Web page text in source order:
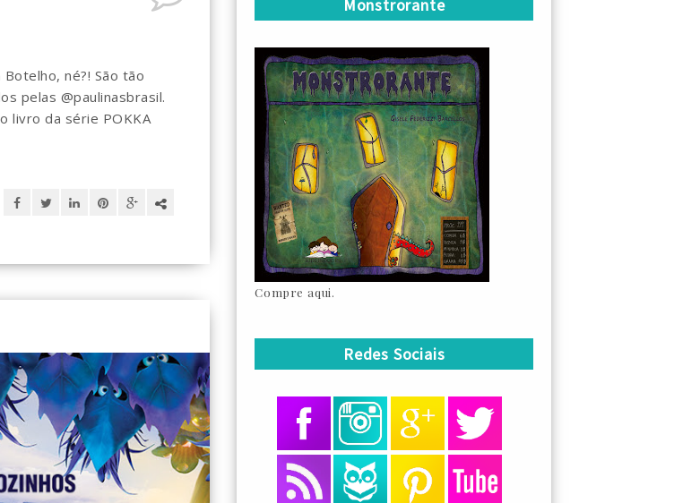
né?! São tão
pelas @paulinasbrasil.
livro da série POKKA
Monstrorante
Compre aqui.
Redes Sociais